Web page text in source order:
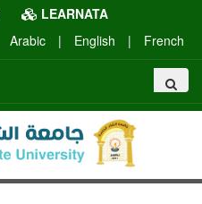
LEARNATA
Arabic
| English | French